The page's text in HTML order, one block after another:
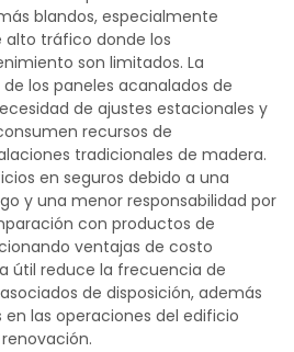
blandos, especialmente
tráfico donde los
son limitados. La
los paneles acanalados de
de ajustes estacionales y
recursos de
tradicionales de madera.
en seguros debido a una
y una menor responsabilidad por
con productos de
ventajas de costo
útil reduce la frecuencia de
de disposición, además
las operaciones del edificio